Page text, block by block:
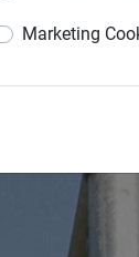
Marketing
Midi